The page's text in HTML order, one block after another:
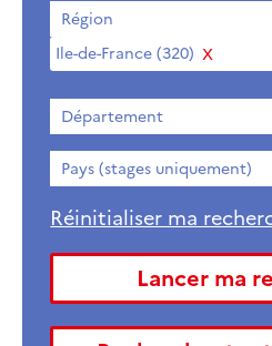
Région
Ile-de-France (320) Supprimer
Département
Pays (stages uniquement)